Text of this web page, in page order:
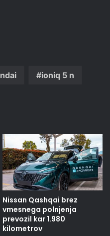
ioniq 5 n
Nissan Qashqai brez
vmesnega polnjenja
prevozil kar 1.980
kilometrov